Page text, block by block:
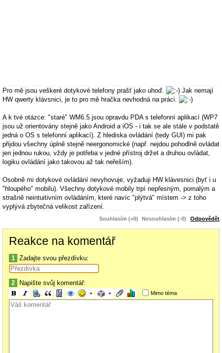
Pro mě jsou veškeré dotykové telefony prašť jako uhoď.
Jak nemají
HW qwerty klávsnici, je to pro mě hračka nevhodná na práci.
A k tvé otázce: "staré" WM6.5 jsou opravdu PDA s telefonní aplikací (WP7
jsou už orientovány stejně jako Android a iOS - i tak se ale stále v podstatě
jedná o OS s telefonní aplikací). Z hlediska ovládání (tedy GUI) mi pak
přijdou všechny úplně stejně neergonomické (např. nejdou pohodlně ovládat
jen jednou rukou, vždy je potřeba v jedné přístroj držet a druhou ovládat,
logiku ovládání jako takovou až tak neřeším).
Osobně mi dotykové ovládání nevyhovuje, vyžaduji HW klávesnici (byť i u
"hloupého" mobilu). Všechny dotykové mobily trpí nepřesným, pomalým a
strašně neintuitivním ovládáním, které navíc "plýtvá" místem -> z toho
vyplývá zbytečná velikost zařízení.
Souhlasím (+0) Nesouhlasím (-0) Odpovědět
Reakce na komentář
1 Zadajte svou přezdívku:
2 Napište svůj komentář:
Mimo téma